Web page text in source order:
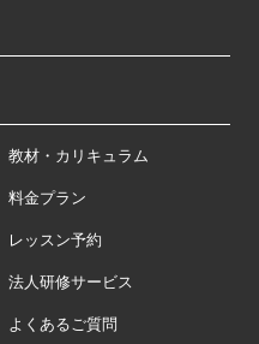
教材・カリキュラム
料金プラン
レッスン予約
法人研修サービス
よくあるご質問